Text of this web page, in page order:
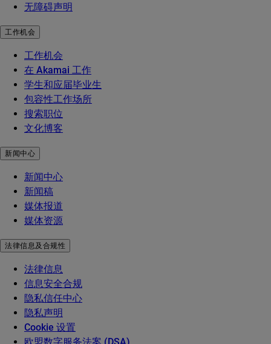
无障碍声明
工作机会
工作机会
在 Akamai 工作
学生和应届毕业生
包容性工作场所
搜索职位
文化博客
新闻中心
新闻中心
新闻稿
媒体报道
媒体资源
法律信息及合规性
法律信息
信息安全合规
隐私信任中心
隐私声明
Cookie 设置
欧盟数字服务法案 (DSA)